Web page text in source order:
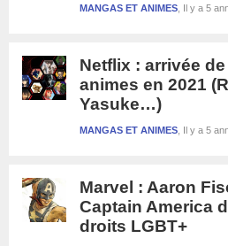
Il y a 5
MANGAS ET ANIMES
Netflix : arrivée
animes en 2021
Yasuke…)
Il y a 5
MANGAS ET ANIMES
Marvel : Aaron
Captain America
droits LGBT+